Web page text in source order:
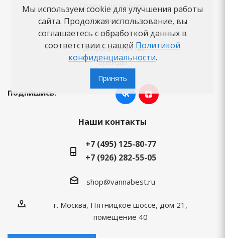
Советы по выбору
Как заказать
Новости
Вопросы-ответы
Бренды
Подпишись:
Наши контакты
+7 (495) 125-80-77
+7 (926) 282-55-05
shop@vannabest.ru
г. Москва, Пятницкое шоссе, дом 21,
помещение 40
Мы используем cookie для улучшения работы
сайта. Продолжая использование, вы
соглашаетесь с обработкой данных в
соответствии с нашей Политикой
конфиденциальности.
Принять